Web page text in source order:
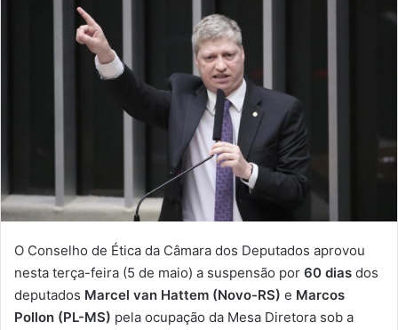
O Conselho de Ética da Câmara dos Deputados aprovou
nesta terça-feira (5 de maio) a suspensão por 60 dias dos
deputados Marcel van Hattem (Novo-RS) e Marcos
Pollon (PL-MS) pela ocupação da Mesa Diretora sob a